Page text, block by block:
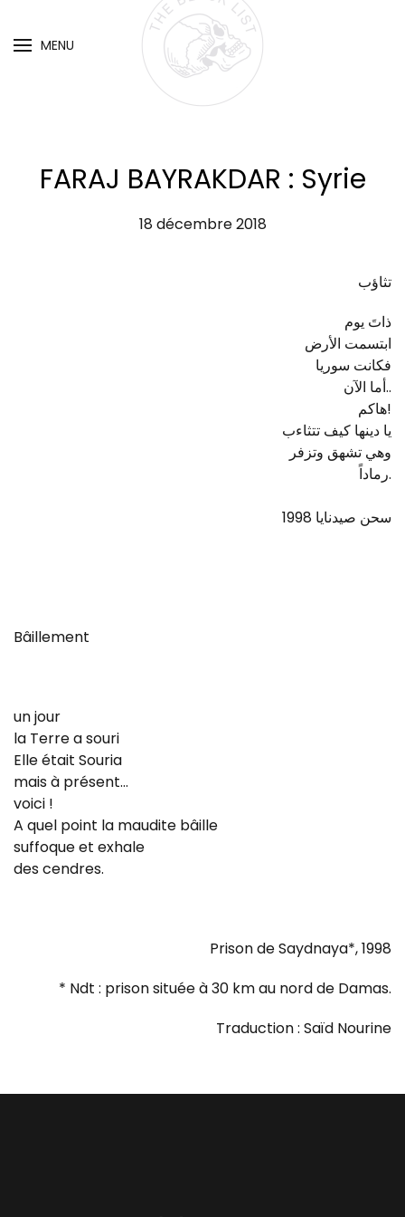
MENU
FARAJ BAYRAKDAR : Syrie
18 décembre 2018
تثاؤب
ذاتَ يوم
ابتسمت الأرض
فكانت سوريا
أما الآن..
هاكم!
يا دينها كيف تتثاءب
وهي تشهق وتزفر
رماداً.
سحن صيدنايا 1998
Bâillement
un jour
la Terre a souri
Elle était Souria
mais à présent…
voici !
A quel point la maudite bâille
suffoque et exhale
des cendres.
Prison de Saydnaya*, 1998
* Ndt : prison située à 30 km au nord de Damas.
Traduction : Saïd Nourine